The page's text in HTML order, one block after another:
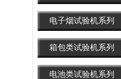
电子烟试验机系列
箱包类试验机系列
电池类试验机系列